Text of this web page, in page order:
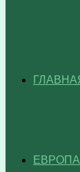
ЕВРОПА